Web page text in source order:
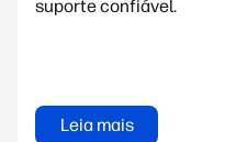
suporte confiável.
Leia mais